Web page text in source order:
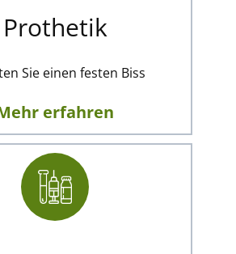
Prothetik
Sie einen festen Biss
erfahren